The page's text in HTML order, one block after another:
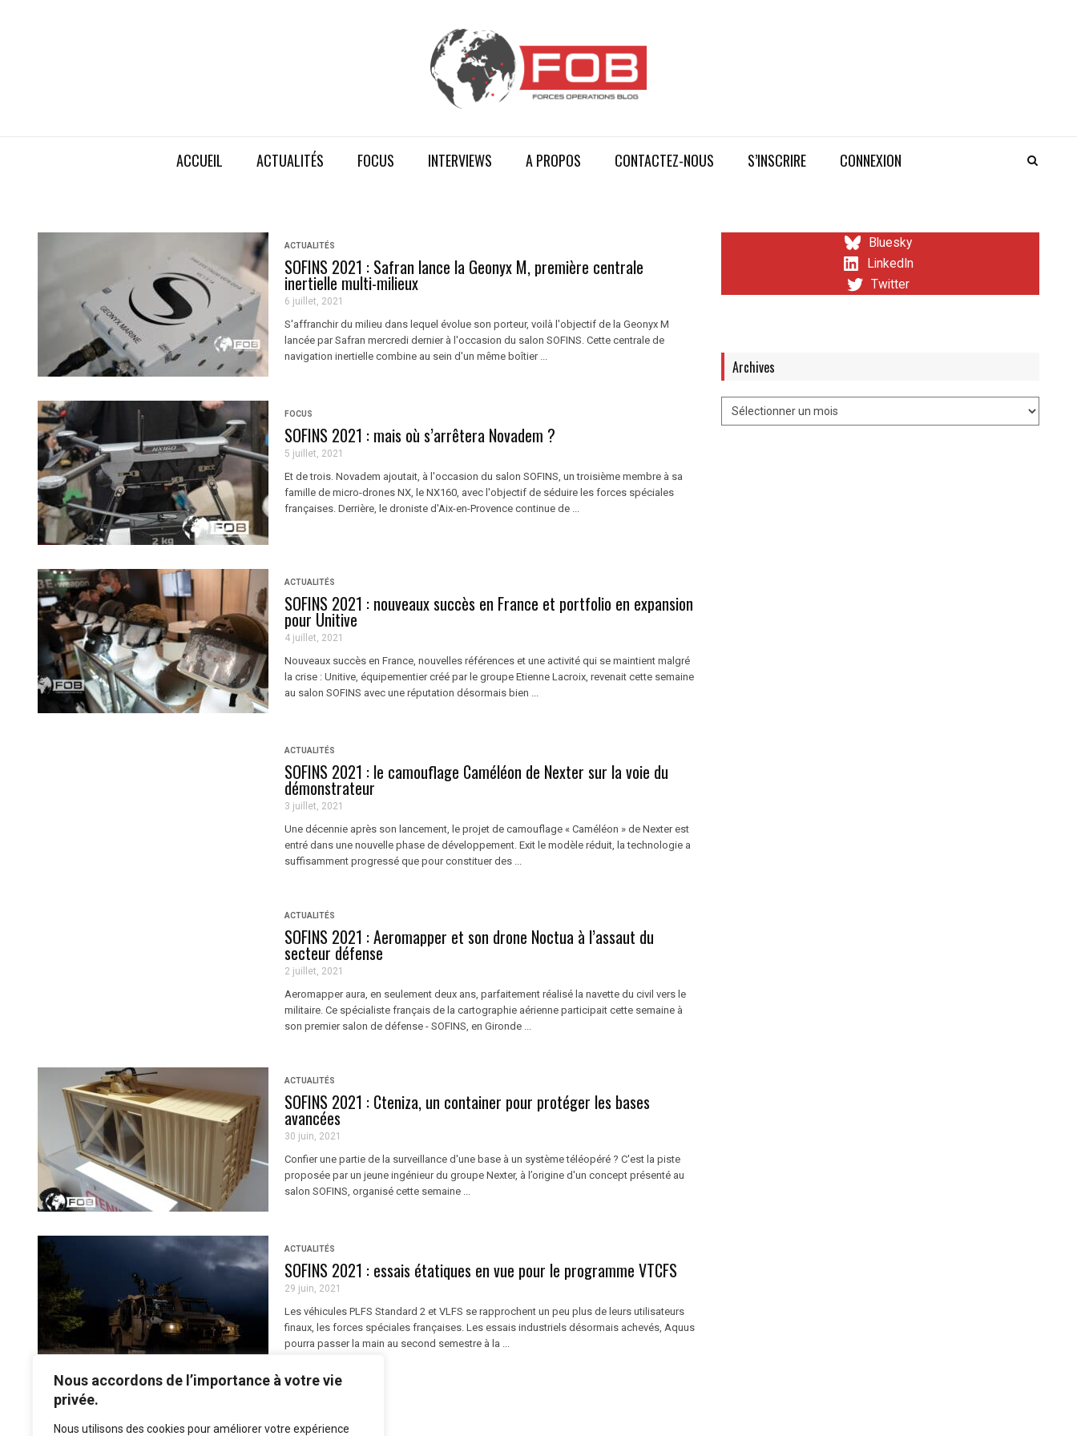
Nous accordons de l’importance à votre vie
privée.
Nous utilisons des cookies pour améliorer votre expérience
ACCUEIL ACTUALITÉS FOCUS INTERVIEWS A PROPOS CONTACTEZ-NOUS S’INSCRIRE CONNEXION
ACTUALITÉS
SOFINS 2021 : Safran lance la Geonyx M, première centrale
inertielle multi-milieux
6 juillet, 2021
S'affranchir du milieu dans lequel évolue son porteur, voilà l'objectif de la Geonyx M
lancée par Safran mercredi dernier à l'occasion du salon SOFINS. Cette centrale de
navigation inertielle combine au sein d'un même boîtier ...
FOCUS
SOFINS 2021 : mais où s’arrêtera Novadem ?
5 juillet, 2021
Et de trois. Novadem ajoutait, à l'occasion du salon SOFINS, un troisième membre à sa
famille de micro-drones NX, le NX160, avec l'objectif de séduire les forces spéciales
françaises. Derrière, le droniste d'Aix-en-Provence continue de ...
ACTUALITÉS
SOFINS 2021 : nouveaux succès en France et portfolio en expansion
pour Unitive
4 juillet, 2021
Nouveaux succès en France, nouvelles références et une activité qui se maintient malgré
la crise : Unitive, équipementier créé par le groupe Etienne Lacroix, revenait cette semaine
au salon SOFINS avec une réputation désormais bien ...
ACTUALITÉS
SOFINS 2021 : le camouflage Caméléon de Nexter sur la voie du
démonstrateur
3 juillet, 2021
Une décennie après son lancement, le projet de camouflage « Caméléon » de Nexter est
entré dans une nouvelle phase de développement. Exit le modèle réduit, la technologie a
suffisamment progressé que pour constituer des ...
ACTUALITÉS
SOFINS 2021 : Aeromapper et son drone Noctua à l’assaut du
secteur défense
2 juillet, 2021
Aeromapper aura, en seulement deux ans, parfaitement réalisé la navette du civil vers le
militaire. Ce spécialiste français de la cartographie aérienne participait cette semaine à
son premier salon de défense - SOFINS, en Gironde ...
ACTUALITÉS
SOFINS 2021 : Cteniza, un container pour protéger les bases
avancées
30 juin, 2021
Confier une partie de la surveillance d'une base à un système téléopéré ? C'est la piste
proposée par un jeune ingénieur du groupe Nexter, à l’origine d'un concept présenté au
salon SOFINS, organisé cette semaine ...
ACTUALITÉS
SOFINS 2021 : essais étatiques en vue pour le programme VTCFS
29 juin, 2021
Les véhicules PLFS Standard 2 et VLFS se rapprochent un peu plus de leurs utilisateurs
finaux, les forces spéciales françaises. Les essais industriels désormais achevés, Aquus
pourra passer la main au second semestre à la ...
Bluesky
LinkedIn
Twitter
Archives